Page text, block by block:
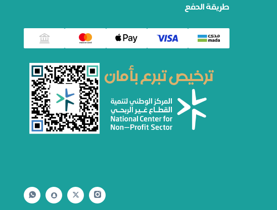
طريقة الدفع